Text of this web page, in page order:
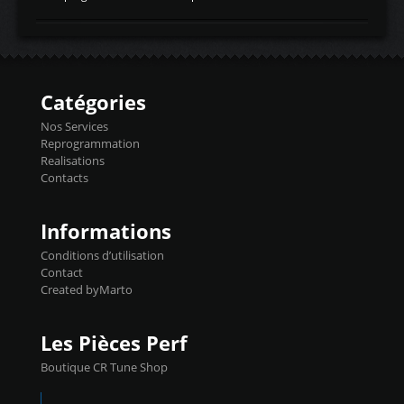
d'admissiontemp ex. pour atmo -30- 80°C
temperaturetemperature ldr moteurtemp
Injecteurs + Flashpro 1370€ TTC Le
précise et performante. Vous pourrez
basculer de la carto sans plomb à Ethanol à
l'aide du flashpro OPTION ECONOMIQUES
Reprog SP 98 sur le calculateur d'origine
450€ TTC Un gain d'environ 10cv et 15nm
Catégories
Nos Services
Reprogrammation
Realisations
Contacts
Informations
Conditions d’utilisation
Contact
Created byMarto
Les Pièces Perf
Boutique CR Tune Shop